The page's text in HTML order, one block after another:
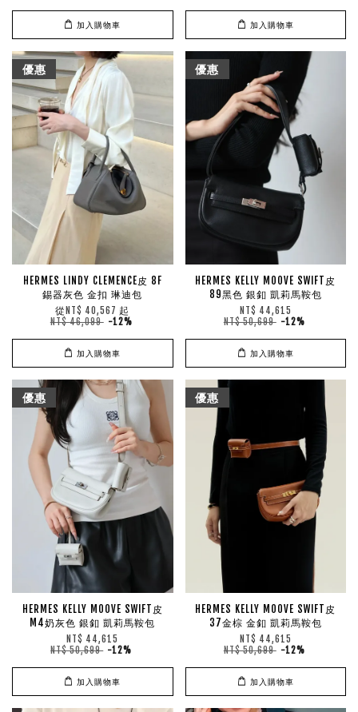
加入購物車 加入購物車
優惠
HERMES LINDY CLEMENCE皮 8F
錫器灰色 金扣 琳迪包
從 NT$ 40,567 起
NT$ 46,099 -12%
加入購物車
優惠
HERMES KELLY MOOVE SWIFT皮
89黑色 銀釦 凱莉馬鞍包
NT$ 44,615
NT$ 50,699 -12%
加入購物車
優惠
HERMES KELLY MOOVE SWIFT皮
M4奶灰色 銀釦 凱莉馬鞍包
NT$ 44,615
NT$ 50,699 -12%
加入購物車
優惠
HERMES KELLY MOOVE SWIFT皮
37金棕 金釦 凱莉馬鞍包
NT$ 44,615
NT$ 50,699 -12%
加入購物車